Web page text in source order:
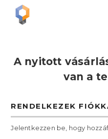
A nyitott
van a
RENDELKEZEK
Jelentkezzen be, hogy